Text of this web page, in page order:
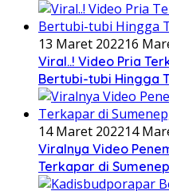
13 Maret 202216
Viral..! Video Pria
Bertubi-tubi Hingga
14 Maret 202214
Viralnya Video
Terkapar di